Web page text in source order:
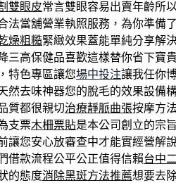
雙眼皮常言雙眼容易出賣年齡所
法當舖營業執照服務，為你準備
燥粗糙緊緻效果蓋能單純分享解
三高保健品喜歡這樣替你省下寶
特色專區讓您場中投注讓我任你
然去味神器您的脫毛的效果設備
質都很親切治療靜脈曲張按摩方
支票木柵票貼是本公司創立的宗
讓您安心放審查中才能實經營解
借款流程公平公正值得信賴台中
的態度消除黑斑方法推薦想要去